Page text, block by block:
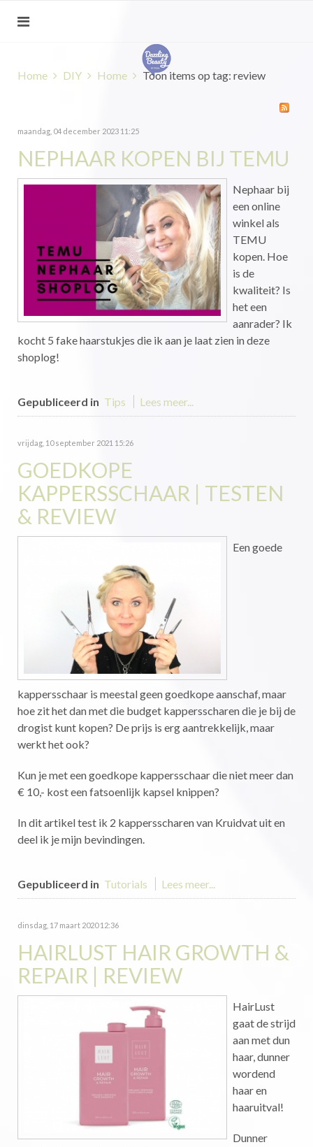
Home DIY Home Toon items op tag: review
maandag, 04 december 2023 11:25
NEPHAAR KOPEN BIJ TEMU
Nephaar bij
een online
winkel als
TEMU
kopen. Hoe
is de
kwaliteit? Is
het een
aanrader? Ik
kocht 5 fake haarstukjes die ik aan je laat zien in deze
shoplog!
Gepubliceerd in Tips Lees meer...
vrijdag, 10 september 2021 15:26
GOEDKOPE
KAPPERSSCHAAR | TESTEN
& REVIEW
Een goede
kappersschaar is meestal geen goedkope aanschaf, maar
hoe zit het dan met die budget kappersscharen die je bij de
drogist kunt kopen? De prijs is erg aantrekkelijk, maar
werkt het ook?
Kun je met een goedkope kappersschaar die niet meer dan
€ 10,- kost een fatsoenlijk kapsel knippen?
In dit artikel test ik 2 kappersscharen van Kruidvat uit en
deel ik je mijn bevindingen.
Gepubliceerd in Tutorials Lees meer...
dinsdag, 17 maart 2020 12:36
HAIRLUST HAIR GROWTH &
REPAIR | REVIEW
HairLust
gaat de strijd
aan met dun
haar, dunner
wordend
haar en
haaruitval!
Dunner